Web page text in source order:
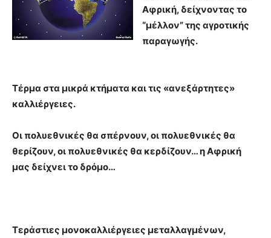
Αφρική, δείχνοντας το
“μέλλον” της αγροτικής
παραγωγής.
Τέρμα στα μικρά κτήματα και τις «ανεξάρτητες»
καλλιέργειες.
Οι πολυεθνικές θα σπέρνουν, οι πολυεθνικές θα
θερίζουν, οι πολυεθνικές θα κερδίζουν… η Αφρική
μας δείχνει το δρόμο…
Τεράστιες μονοκαλλιέργειες μεταλλαγμένων,